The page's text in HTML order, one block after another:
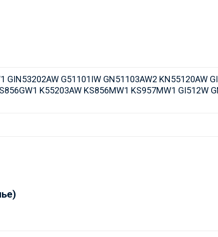
G51101IW GN51103AW2 KN55120AW
K55203AW KS856MW1 KS957MW1 GI512W